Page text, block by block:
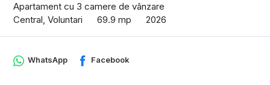
Apartament cu 3 camere de vânzare
Central, Voluntari
69.9 mp 2026
WhatsApp Facebook